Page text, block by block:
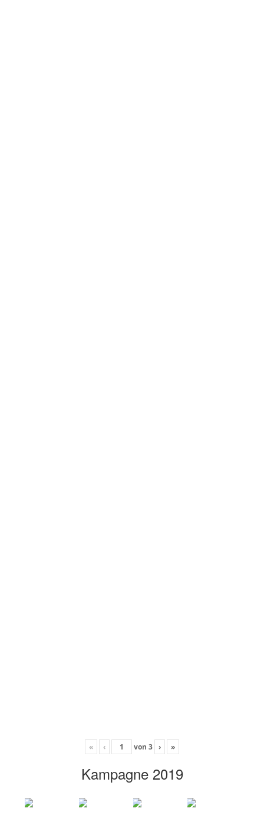
« ‹ von 3 › »
Kampagne 2019